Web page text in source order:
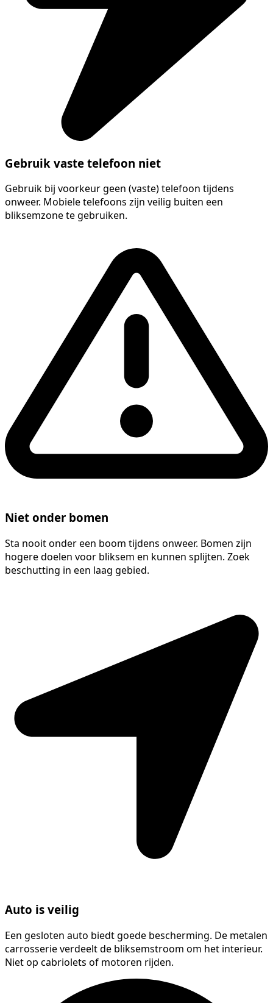
Gebruik vaste telefoon niet
Gebruik bij voorkeur geen (vaste) telefoon tijdens
onweer. Mobiele telefoons zijn veilig buiten een
bliksemzone te gebruiken.
Niet onder bomen
Sta nooit onder een boom tijdens onweer. Bomen zijn
hogere doelen voor bliksem en kunnen splijten. Zoek
beschutting in een laag gebied.
Auto is veilig
Een gesloten auto biedt goede bescherming. De metalen
carrosserie verdeelt de bliksemstroom om het interieur.
Niet op cabriolets of motoren rijden.